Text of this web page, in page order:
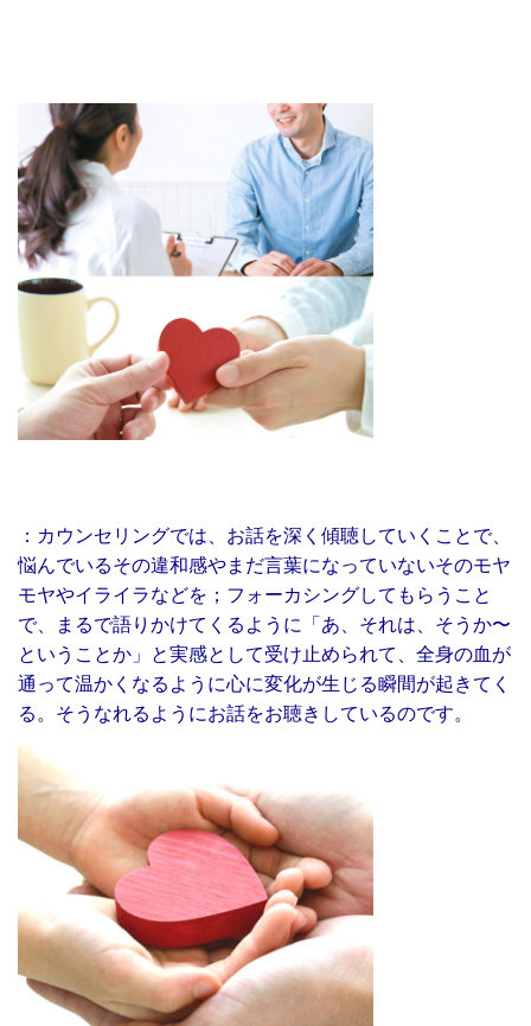
：カウンセリングでは、 お話を深く傾聴していくことで、
悩んでいるその違和感やまだ言葉になっていないそのモヤ
モヤやイライラなどを；フォーカシングしてもらうこと
で、まるで語りかけてくるように「あ、それは、そうか〜
ということか」と実感として受け止められて、全身の血が
通って温かくなるように心に変化が生じる瞬間が起きてく
る。そうなれるようにお話をお聴きしているのです。